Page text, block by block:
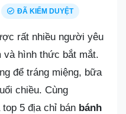
ĐÃ KIỂM DUYỆT
rất nhiều người yêu
hình thức bắt mắt.
để tráng miệng, bữa
chiều. Cùng
top 5 địa chỉ bán bánh